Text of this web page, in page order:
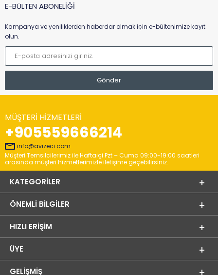
E-BÜLTEN ABONELİĞİ
Kampanya ve yeniliklerden haberdar olmak için e-bültenimize kayıt
olun.
MÜŞTERI HIZMETLERI
+905559666214
info@avizeci.com
Müşteri Temsilcilerimiz ile Haftaiçi Pzt – Cuma 09:00-19:00 saatleri
arasında müşteri hizmetlerimizle iletişime geçebilirsiniz.
KATEGORILER
ÖNEMLI BILGILER
HIZLI ERIŞIM
ÜYE
GELIŞMIŞ